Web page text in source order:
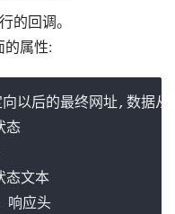
的回调。
的属性:
的最终网址,数据从
文本
应头